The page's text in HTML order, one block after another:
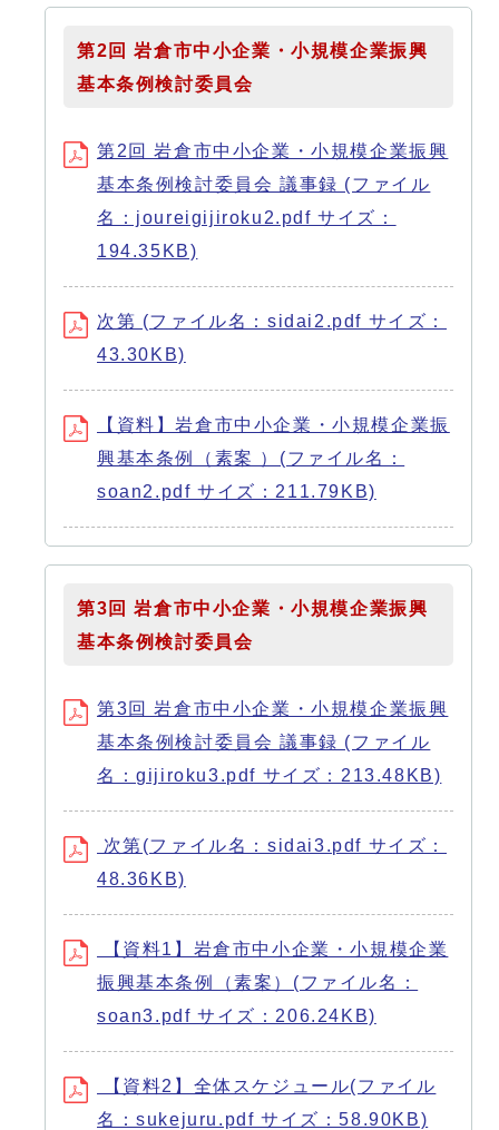
第2回 岩倉市中小企業・小規模企業振興
基本条例検討委員会
第2回 岩倉市中小企業・小規模企業振興
基本条例検討委員会 議事録 (ファイル
名：joureigijiroku2.pdf サイズ：
194.35KB)
次第 (ファイル名：sidai2.pdf サイズ：
43.30KB)
【資料】岩倉市中小企業・小規模企業振
興基本条例（素案 ）(ファイル名：
soan2.pdf サイズ：211.79KB)
第3回 岩倉市中小企業・小規模企業振興
基本条例検討委員会
第3回 岩倉市中小企業・小規模企業振興
基本条例検討委員会 議事録 (ファイル
名：gijiroku3.pdf サイズ：213.48KB)
次第(ファイル名：sidai3.pdf サイズ：
48.36KB)
【資料1】岩倉市中小企業・小規模企業
振興基本条例（素案）(ファイル名：
soan3.pdf サイズ：206.24KB)
【資料2】全体スケジュール(ファイル
名：sukejuru.pdf サイズ：58.90KB)